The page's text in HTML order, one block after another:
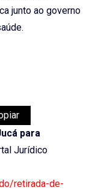
junto ao governo
para
Jurídico
retirada-de-